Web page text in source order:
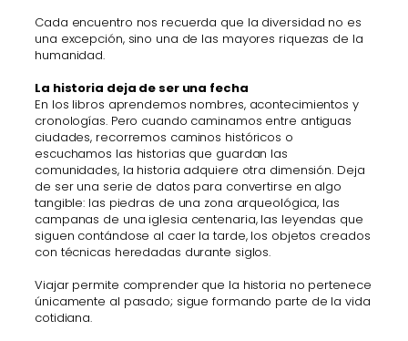
Cada encuentro nos recuerda que la diversidad no es
una excepción, sino una de las mayores riquezas de la
humanidad.
La historia deja de ser una fecha
En los libros aprendemos nombres, acontecimientos y
cronologías. Pero cuando caminamos entre antiguas
ciudades, recorremos caminos históricos o
escuchamos las historias que guardan las
comunidades, la historia adquiere otra dimensión. Deja
de ser una serie de datos para convertirse en algo
tangible: las piedras de una zona arqueológica, las
campanas de una iglesia centenaria, las leyendas que
siguen contándose al caer la tarde, los objetos creados
con técnicas heredadas durante siglos.
Viajar permite comprender que la historia no pertenece
únicamente al pasado; sigue formando parte de la vida
cotidiana.